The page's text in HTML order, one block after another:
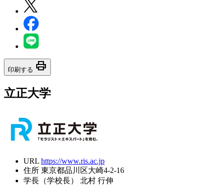
印刷する print
立正大学
URL https://www.ris.ac.jp
住所 東京都品川区大崎4-2-16
学長（学校長）
北村 行伸